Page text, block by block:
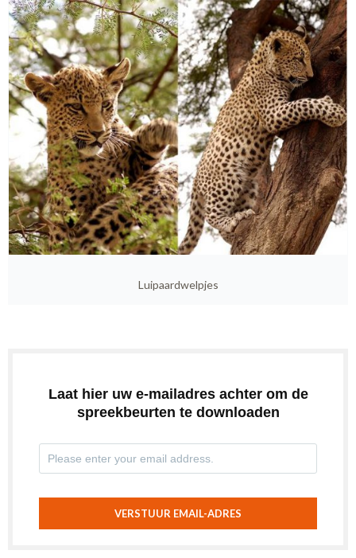
Luipaardwelpjes
Laat hier uw e-mailadres achter om de
spreekbeurten te downloaden
VERSTUUR EMAIL-ADRES